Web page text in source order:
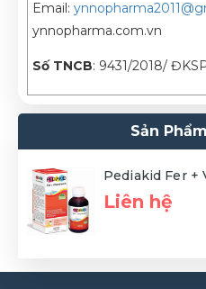
Email:
ynnopharma.com.vn
Số TNCB: 9431/2018/
Sản
Pediakid Fer +
Liên hệ